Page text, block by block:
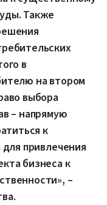
Также
в
на втором
выбора
– напрямую
к
привлечения
бизнеса к
–